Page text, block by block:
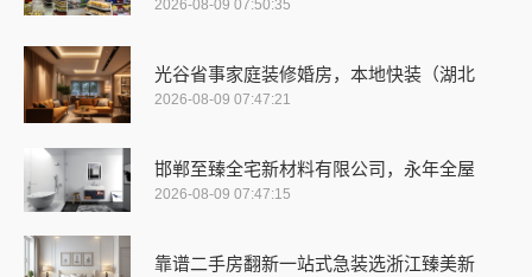
2026-08-09 07:50:35
光谷省事家庭装修婚房，本地快装（湖北
2026-08-09 07:47:21
邯郸至臻全宅新材料有限公司，永年全屋
2026-08-09 07:47:15
靠谱二手房翻新一站式急装选浙江臻美新